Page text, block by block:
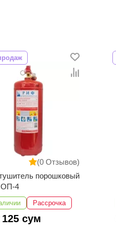
(0 Отзывов)
для бетона EPA
Рассрочка
000 сум